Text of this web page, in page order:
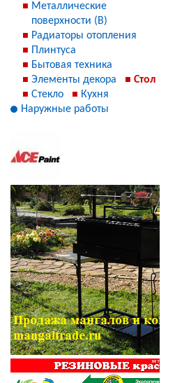
Металлические
поверхности (В)
Радиаторы отопления
Плинтуса
Бытовая техника
Элементы декора
Стол
Стекло
Кухня
Наружные работы